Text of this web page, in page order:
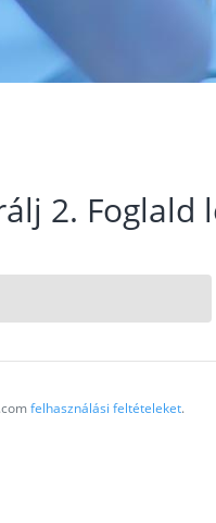
2.
felhasználási feltételeket.